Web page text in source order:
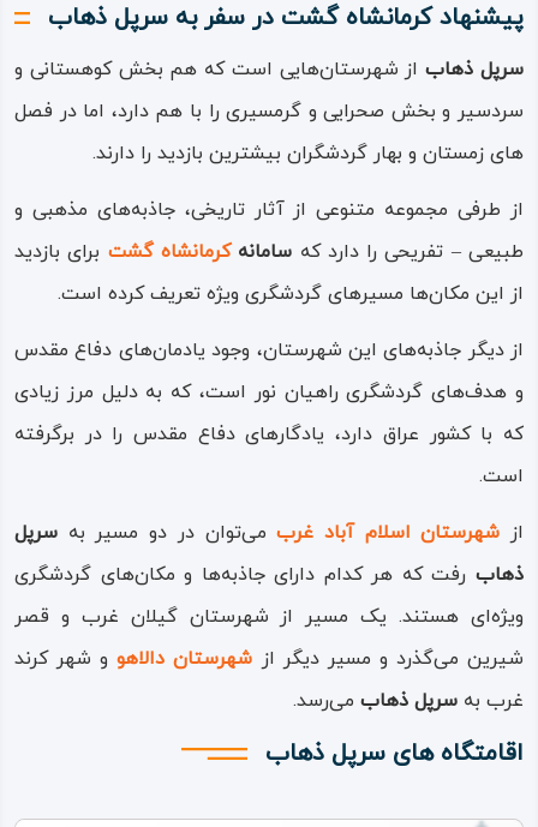
پیشنهاد کرمانشاه گشت در سفر به سرپل ذهاب
سرپل‌ ذهاباز شهرستان‌هایی است که هم بخش کوهستانی و
سردسیر و بخش صحرایی و گرمسیری را با هم دارد، اما در فصل
های زمستان و بهار گردشگران بیشترین بازدید را دارند.
از طرفی مجموعه متنوعی از آثار تاریخی، جاذبه‌های مذهبی و
طبیعی‌ – تفریحی را دارد که سامانهکرمانشاه‌ گشت برای بازدید
از این مکان‌ها مسیرهای گردشگری ویژه تعریف کرده است.
از دیگر جاذبه‌های این شهرستان، وجود یادمان‌های دفاع مقدس
و هدف‌های گردشگری راهیان نور است، که به دلیل مرز زیادی
که با کشور عراق دارد، یادگارهای دفاع مقدس را در برگرفته
است.
از شهرستان اسلام‌ آباد غربمی‌توان در دو مسیر به سرپل‌
ذهاب رفت که هر کدام دارای جاذبه‌ها و مکان‌های گردشگری
ویژه‌ای هستند. یک مسیر از شهرستان گیلان‌ غرب و قصر
شیرین می‌گذرد و مسیر دیگر از شهرستان دالاهو و شهر کرند
غرب به سرپل‌ ذهاب می‌رسد.
اقامتگاه های سرپل ذهاب